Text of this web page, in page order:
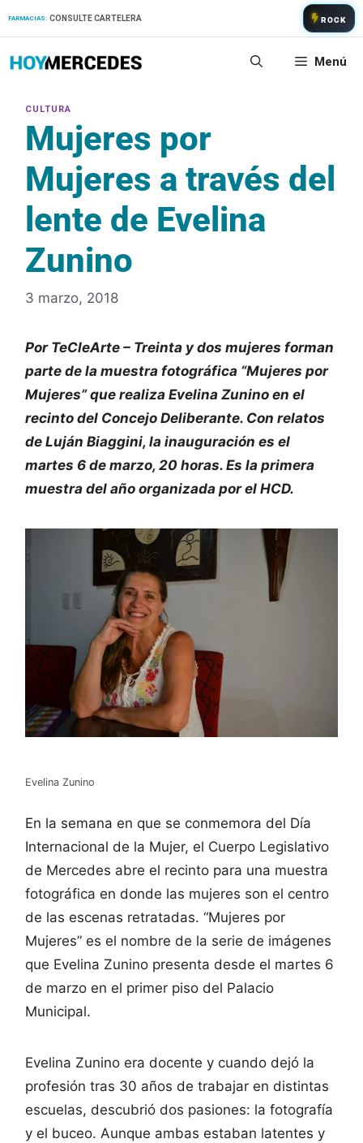
FARMACIAS: CONSULTE CARTELERA ROCK
Menú
Mujeres por
Mujeres a través del
lente de Evelina
Zunino
3 marzo, 2018
Por TeCleArte – Treinta y dos mujeres forman
parte de la muestra fotográfica “Mujeres por
Mujeres” que realiza Evelina Zunino en el
recinto del Concejo Deliberante. Con relatos
de Luján Biaggini, la inauguración es el
martes 6 de marzo, 20 horas. Es la primera
muestra del año organizada por el HCD.
Evelina Zunino
En la semana en que se conmemora del Día
Internacional de la Mujer, el Cuerpo Legislativo
de Mercedes abre el recinto para una muestra
fotográfica en donde las mujeres son el centro
de las escenas retratadas. “Mujeres por
Mujeres” es el nombre de la serie de imágenes
que Evelina Zunino presenta desde el martes 6
de marzo en el primer piso del Palacio
Municipal.
Evelina Zunino era docente y cuando dejó la
profesión tras 30 años de trabajar en distintas
escuelas, descubrió dos pasiones: la fotografía
y el buceo. Aunque ambas estaban latentes y